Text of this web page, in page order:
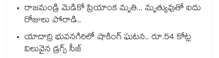
రాజమండ్రి మెడికో ప్రియాంక మృతి... మృత్యువుతో ఐదు
రోజులు పోరాడి..
యాదాద్రి భువనగిరిలో షాకింగ్ ఘటన.. రూ.54 కోట్ల
విలువైన డ్రగ్స్ సీజ్